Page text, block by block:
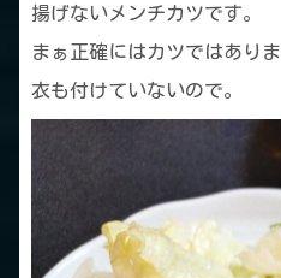
揚げないメンチカツです。
まぁ正確にはカツではありま
衣も付けていないので。